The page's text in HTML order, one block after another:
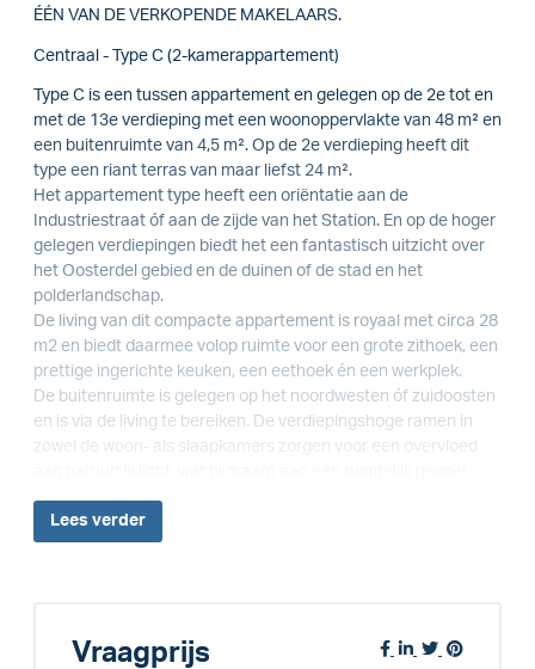
ÉÉN VAN DE VERKOPENDE MAKELAARS.
Centraal - Type C (2-kamerappartement)
Type C is een tussen appartement en gelegen op de 2e tot en
met de 13e verdieping met een woonoppervlakte van 48 m² en
een buitenruimte van 4,5 m². Op de 2e verdieping heeft dit
type een riant terras van maar liefst 24 m².
Het appartement type heeft een oriëntatie aan de
Industriestraat óf aan de zijde van het Station. En op de hoger
gelegen verdiepingen biedt het een fantastisch uitzicht over
het Oosterdel gebied en de duinen of de stad en het
polderlandschap.
De living van dit compacte appartement is royaal met circa 28
m2 en biedt daarmee volop ruimte voor een grote zithoek, een
prettige ingerichte keuken, een eethoek én een werkplek.
De buitenruimte is gelegen op het noordwesten óf zuidoosten
en is via de living te bereiken. De verdiepingshoge ramen in
zowel de woon- als slaapkamers zorgen voor een overvloed
Lees verder
Vraagprijs